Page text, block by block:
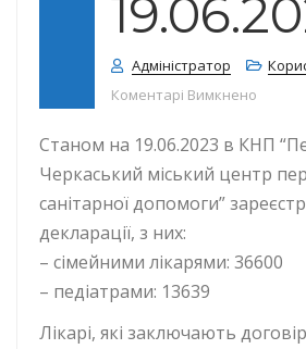
Адміністратор
Коментарі Вимкнено
Станом на 19.06.2023 в КНП
Черкаський міський центр
санітарної допомоги”
декларації, з них:
– сімейними лікарями: 36600
– педіатрами: 13639
Лікарі, які заключають